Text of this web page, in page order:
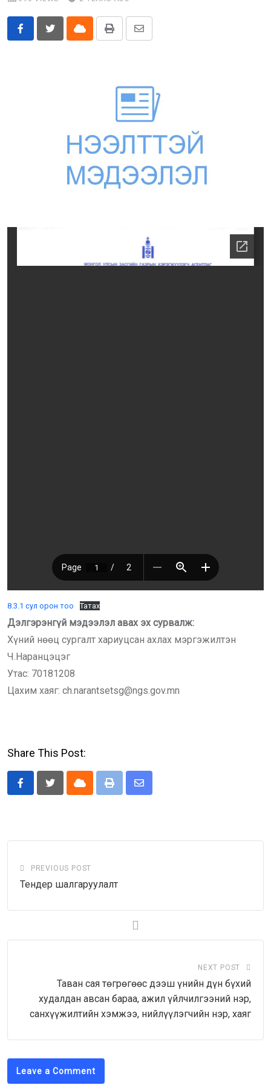
Бусад
E-Zasag.mn Cloud Print
Share
8.3.1 сул орон тоо Татах
Дэлгэрэнгүй мэдээлэл авах эх сурвалж:
Хүний нөөц сургалт хариуцсан ахлах мэргэжилтэн
Ч.Наранцэцэг
Утас: 70181208
Цахим хаяг: ch.narantsetsg@ngs.gov.mn
Share This Post:
Cloud Print
Share
PREVIOUS POST
Тендер шалгаруулалт
NEXT POST
Таван сая төгрөгөөс дээш үнийн дүн бүхий
худалдан авсан бараа, ажил үйлчилгээний нэр,
санхүүжилтийн хэмжээ, нийлүүлэгчийн нэр, хаяг
Leave a Comment